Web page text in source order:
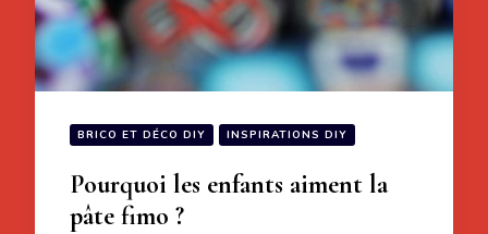
BRICO ET DÉCO DIY INSPIRATIONS DIY
Pourquoi les enfants aiment la
pâte fimo ?